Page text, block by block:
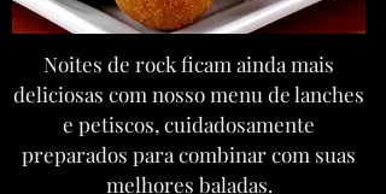
Noites de rock ficam ainda mais
deliciosas com nosso menu de lanches
e petiscos, cuidadosamente
preparados para combinar com suas
melhores baladas.